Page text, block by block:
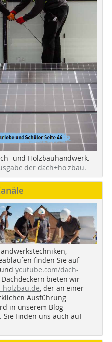
und Holzbauhandwerk.
der dach+holzbau.
finden Sie auf
und youtube.com/dach-
bieten wir
holzbau.de, der an einer
Ausführung
in unserem Blog
Sie finden uns auch auf